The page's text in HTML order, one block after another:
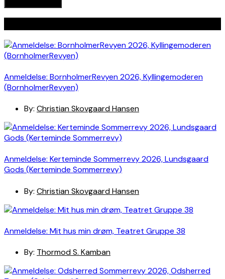
Anmeldelse: BornholmerRevyen 2026, Kyllingemoderen
(BornholmerRevyen)
By: Christian Skovgaard Hansen
Anmeldelse: Kerteminde Sommerrevy 2026, Lundsgaard
Gods (Kerteminde Sommerrevy)
By: Christian Skovgaard Hansen
Anmeldelse: Mit hus min drøm, Teatret Gruppe 38
By: Thormod S. Kamban